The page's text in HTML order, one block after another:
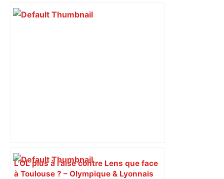
L'OL plus à l'aise contre Lens que face
à Toulouse ? – Olympique & Lyonnais